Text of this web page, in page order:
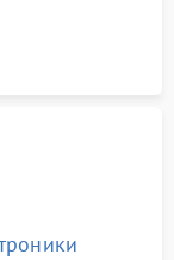
осушителя и
засоров.